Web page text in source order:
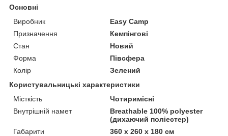
Основні
Виробник
Easy Camp
Призначення
Кемпінгові
Стан
Новий
Форма
Півсфера
Колір
Зелений
Користувальницькі характеристики
Місткість
Чотиримісні
Внутрішній намет
Breathable 100% polyester
(дихаючий поліестер)
Габарити
360 х 260 х 180 см